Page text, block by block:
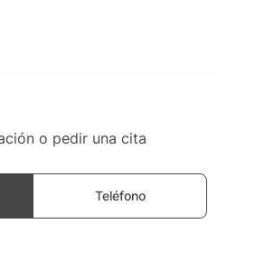
o pedir una cita
Teléfono